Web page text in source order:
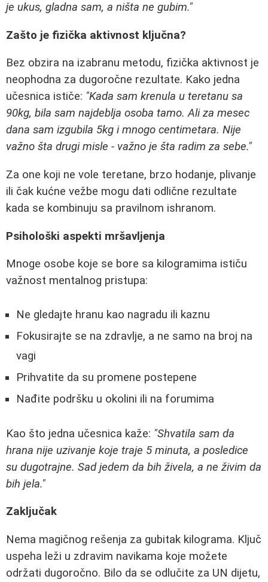
je ukus, gladna sam, a ništa ne gubim."
Zašto je fizička aktivnost ključna?
Bez obzira na izabranu metodu, fizička aktivnost je
neophodna za dugoročne rezultate. Kako jedna
učesnica ističe: "Kada sam krenula u teretanu sa
90kg, bila sam najdeblja osoba tamo. Ali za mesec
dana sam izgubila 5kg i mnogo centimetara. Nije
važno šta drugi misle - važno je šta radim za sebe."
Za one koji ne vole teretane, brzo hodanje, plivanje
ili čak kućne vežbe mogu dati odlične rezultate
kada se kombinuju sa pravilnom ishranom.
Psihološki aspekti mršavljenja
Mnoge osobe koje se bore sa kilogramima ističu
važnost mentalnog pristupa:
Ne gledajte hranu kao nagradu ili kaznu
Fokusirajte se na zdravlje, a ne samo na broj na
vagi
Prihvatite da su promene postepene
Nađite podršku u okolini ili na forumima
Kao što jedna učesnica kaže: "Shvatila sam da
hrana nije uzivanje koje traje 5 minuta, a posledice
su dugotrajne. Sad jedem da bih živela, a ne živim da
bih jela."
Zaključak
Nema magičnog rešenja za gubitak kilograma. Ključ
uspeha leži u zdravim navikama koje možete
održati dugoročno. Bilo da se odlučite za UN dijetu,